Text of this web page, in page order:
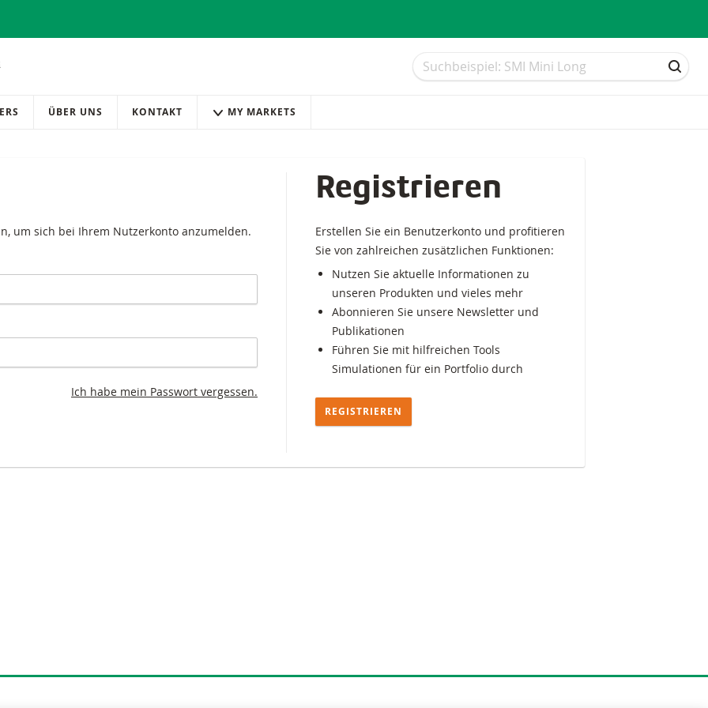
Suche
Suche
ÜBER UNS KONTAKT MY MARKETS
um sich bei Ihrem Nutzerkonto anzumelden.
Ich habe mein Passwort vergessen.
Registrieren
Erstellen Sie ein Benutzerkonto und profitieren
Sie von zahlreichen zusätzlichen Funktionen:
Nutzen Sie aktuelle Informationen zu
unseren Produkten und vieles mehr
Abonnieren Sie unsere Newsletter und
Publikationen
Führen Sie mit hilfreichen Tools
Simulationen für ein Portfolio durch
REGISTRIEREN